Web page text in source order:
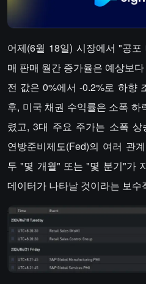
어제(6월 18일) 시장에서 "공
매 판매 월간 증가율은 예상보
전 값은 0%에서 -0.2%로 하향
후, 미국 채권 수익률은 소폭
렸고, 3대 주요 주가는 소폭
연방준비제도(Fed)의 여러 관
두 "몇 개월" 또는 "몇 분기"가
데이터가 나타날 것이라는 보